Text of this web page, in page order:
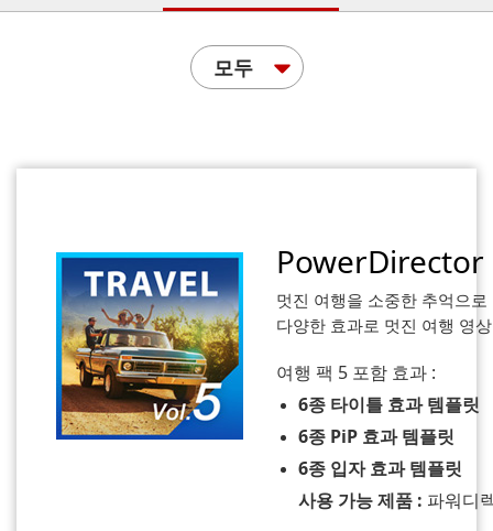
모두
PowerDirector
멋진 여행을 소중한 추억으
다양한 효과로 멋진 여행 영
여행 팩 5 포함 효과 :
6종 타이틀 효과 템플릿
6종 PiP 효과 템플릿
6종 입자 효과 템플릿
사용 가능 제품 : 파워디